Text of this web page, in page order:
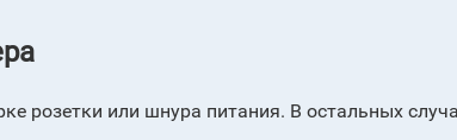
розетки или шнура питания. В остальных